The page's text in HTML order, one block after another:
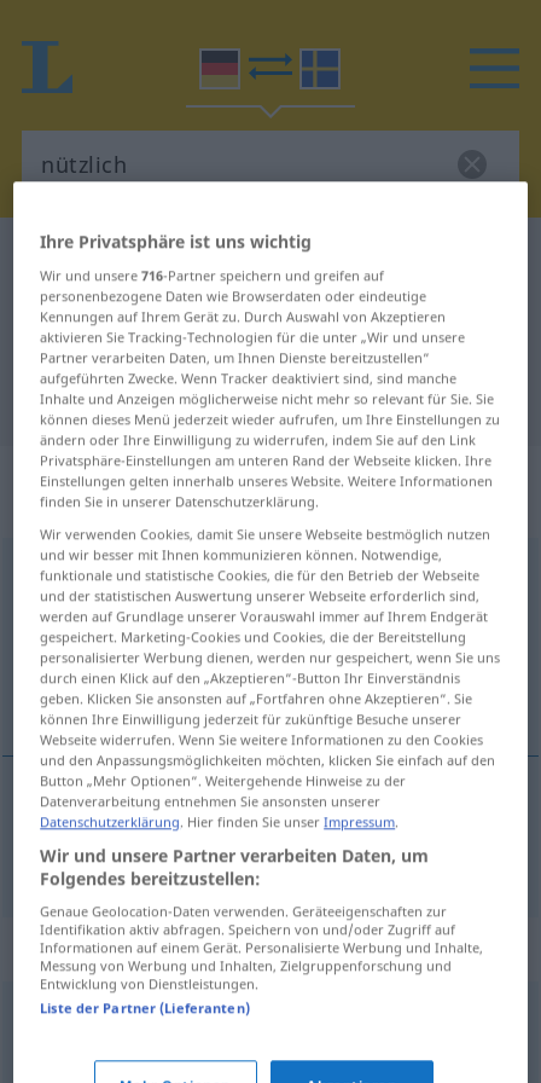
Deutsch-Schwedisch Wörterbuch
Deutsch-Schwedisch Übersetzung
für "nützlich"
"nützlich" Schwedisch Übersetzung
„nützlich“: Adjektiv,
Eigenschaftswort
nützlichadj
Übersicht aller Übersetzungen
(Für mehr Details die Übersetzung anklicken/antippen)
nyttig
nyttig nützlich
Synonyme für "nützlich"
Ihre Privatsphäre ist uns wichtig
Wir und unsere716-Partner speichern und greifen auf
personenbezogene Daten wie Browserdaten oder eindeutige
Kennungen auf Ihrem Gerät zu. Durch Auswahl von Akzeptieren
aktivieren Sie Tracking-Technologien für die unter „Wir und unsere
Partner verarbeiten Daten, um Ihnen Dienste bereitzustellen“
aufgeführten Zwecke. Wenn Tracker deaktiviert sind, sind manche
Inhalte und Anzeigen möglicherweise nicht mehr so relevant für Sie. Sie
können dieses Menü jederzeit wieder aufrufen, um Ihre Einstellungen zu
ändern oder Ihre Einwilligung zu widerrufen, indem Sie auf den Link
Privatsphäre-Einstellungen am unteren Rand der Webseite klicken. Ihre
Einstellungen gelten innerhalb unseres Website. Weitere Informationen
finden Sie in unserer Datenschutzerklärung.
Wir verwenden Cookies, damit Sie unsere Webseite bestmöglich nutzen
und wir besser mit Ihnen kommunizieren können. Notwendige,
funktionale und statistische Cookies, die für den Betrieb der Webseite
und der statistischen Auswertung unserer Webseite erforderlich sind,
werden auf Grundlage unserer Vorauswahl immer auf Ihrem Endgerät
gespeichert. Marketing-Cookies und Cookies, die der Bereitstellung
personalisierter Werbung dienen, werden nur gespeichert, wenn Sie uns
durch einen Klick auf den „Akzeptieren“-Button Ihr Einverständnis
geben. Klicken Sie ansonsten auf „Fortfahren ohne Akzeptieren“. Sie
können Ihre Einwilligung jederzeit für zukünftige Besuche unserer
Webseite widerrufen. Wenn Sie weitere Informationen zu den Cookies
und den Anpassungsmöglichkeiten möchten, klicken Sie einfach auf den
Button „Mehr Optionen“. Weitergehende Hinweise zu der
Datenverarbeitung entnehmen Sie ansonsten unserer
Datenschutzerklärung. Hier finden Sie unserImpressum.
Wir und unsere Partner verarbeiten Daten, um
Folgendes bereitzustellen:
Genaue Geolocation-Daten verwenden. Geräteeigenschaften zur
Identifikation aktiv abfragen. Speichern von und/oder Zugriff auf
Informationen auf einem Gerät. Personalisierte Werbung und Inhalte,
Messung von Werbung und Inhalten, Zielgruppenforschung und
Entwicklung von Dienstleistungen.
Liste der Partner (Lieferanten)